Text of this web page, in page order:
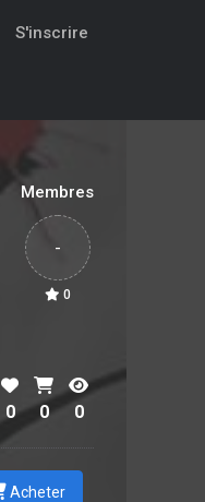
S'inscrire
Membres
-
0
0 0 0
Acheter